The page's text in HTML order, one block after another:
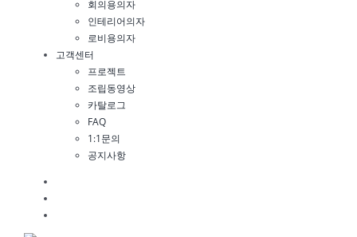
회의용의자
인테리어의자
로비용의자
고객센터
프로젝트
조립동영상
카탈로그
FAQ
1:1문의
공지사항